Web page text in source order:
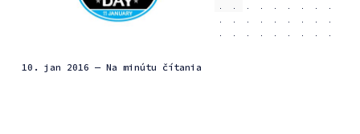
10. jan 2016 — Na minútu čítania